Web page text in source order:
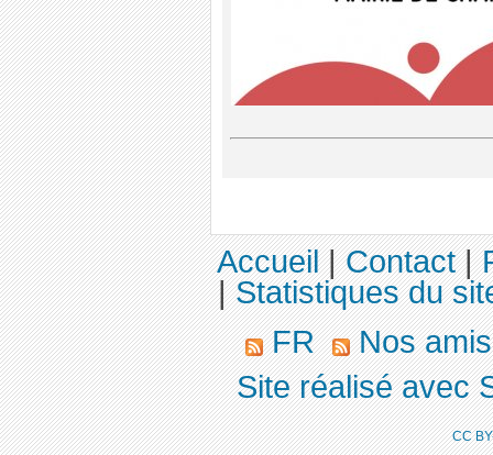
Accueil|Contact|
|Statistiques du
FR
Nos
Site réalisé avec
CC